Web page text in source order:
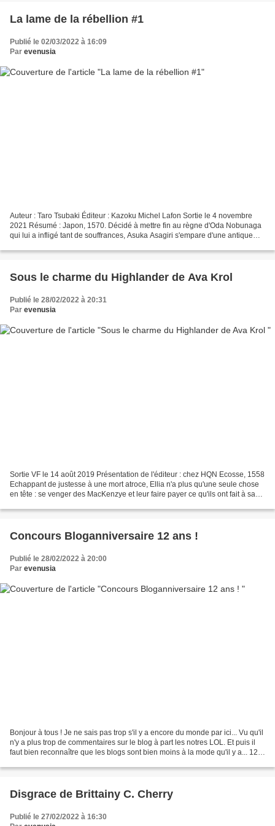
La lame de la rébellion #1
Publié le 02/03/2022 à 16:09
Par evenusia
Auteur : Taro Tsubaki Éditeur : Kazoku Michel Lafon Sortie le 4 novembre
2021 Résumé : Japon, 1570. Décidé à mettre fin au règne d'Oda Nobunaga
qui lui a infligé tant de souffrances, Asuka Asagiri s'empare d'une antique
Sous le charme du Highlander de Ava Krol
Publié le 28/02/2022 à 20:31
Par evenusia
Sortie VF le 14 août 2019 Présentation de l'éditeur : chez HQN Ecosse, 1558
Echappant de justesse à une mort atroce, Ellia n'a plus qu'une seule chose
en tête : se venger des MacKenzye et leur faire payer ce qu'ils ont fait à sa
Concours Bloganniversaire 12 ans !
Publié le 28/02/2022 à 20:00
Par evenusia
Bonjour à tous ! Je ne sais pas trop s'il y a encore du monde par ici... Vu qu'il
n'y a plus trop de commentaires sur le blog à part les notres LOL. Et puis il
faut bien reconnaître que les blogs sont bien moins à la mode qu'il y a... 12
Disgrace de Brittainy C. Cherry
Publié le 27/02/2022 à 16:30